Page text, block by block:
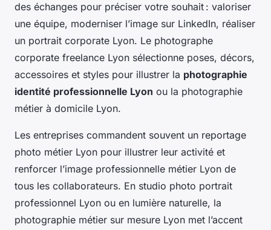
des échanges pour préciser votre souhait : valoriser
une équipe, moderniser l’image sur LinkedIn, réaliser
un portrait corporate Lyon. Le photographe
corporate freelance Lyon sélectionne poses, décors,
accessoires et styles pour illustrer la photographie
identité professionnelle Lyon ou la photographie
métier à domicile Lyon.
Les entreprises commandent souvent un reportage
photo métier Lyon pour illustrer leur activité et
renforcer l’image professionnelle métier Lyon de
tous les collaborateurs. En studio photo portrait
professionnel Lyon ou en lumière naturelle, la
photographie métier sur mesure Lyon met l’accent